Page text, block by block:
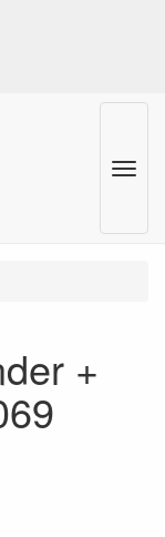
Menu
+